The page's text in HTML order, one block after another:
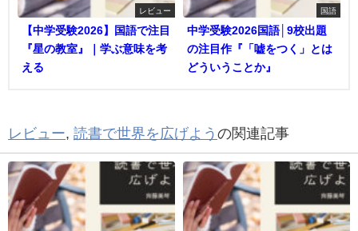
レビュー
【中学受験2026】国語で注目
『星の教室』｜学ぶ意味を考
える
国語
中学受験2026国語│9校出題
の注目作『「嘘をつく」とは
どういうことか』
レビュー 読書で世界を広げよう の関連記事